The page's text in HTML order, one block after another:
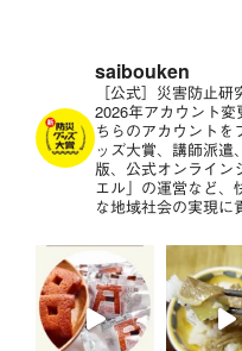
saibouken
［公式］災害防止研
2026年アカウント
ちらのアカウントを
ッズ大賞、講師派遣
版、公式オンライン
エル」の運営など、
な地域社会の実現に